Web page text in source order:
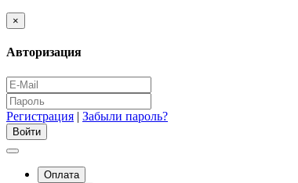
×
Авторизация
Регистрация | Забыли пароль?
Оплата